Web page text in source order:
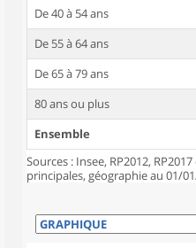
De 40 à 54 ans
De 55 à 64 ans
De 65 à 79 ans
80 ans ou plus
Ensemble
Sources : Insee, RP2012,
principales, géographie au 01/